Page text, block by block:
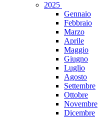
2025
Gennaio
Febbraio
Marzo
Aprile
Maggio
Giugno
Luglio
Agosto
Settembre
Ottobre
Novembre
Dicembre